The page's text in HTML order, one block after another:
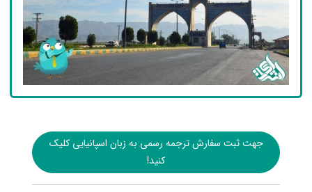
جهت ثبت سفارش ترجمه رسمی به زبان اسپانیایی کلیک
کنید!